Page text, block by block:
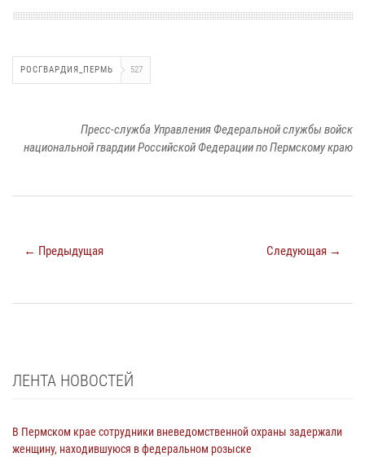
РОСГВАРДИЯ_ПЕРМЬ 527
Пресс-служба Управления Федеральной службы войск
национальной гвардии Российской Федерации по Пермскому краю
← Предыдущая Следующая →
ЛЕНТА НОВОСТЕЙ
В Пермском крае сотрудники вневедомственной охраны задержали
женщину, находившуюся в федеральном розыске